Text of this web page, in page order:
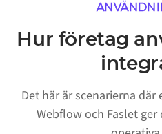
Hur företag
Det här är scenarierna
Webflow och Faslet